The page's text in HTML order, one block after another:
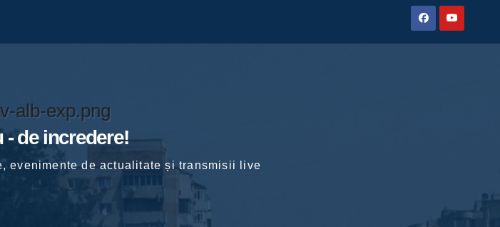
- de incredere!
evenimente de actualitate și transmisii live